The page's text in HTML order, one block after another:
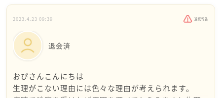
症
などの原因になるので、すぐに病院に行った方がいい
です。
特に病気が原因である場合漢方では治りません。
お母様に病院に行きたいという旨を伝えてみてくださ
ご兄弟、学校の保健室の先生でもいいです。病院に行
きたいことを伝えてみてください。
2023.4.23 09:39 違反報告
退会済
おぴさんこんにちは
生理がこない理由には色々な理由が考えられます。